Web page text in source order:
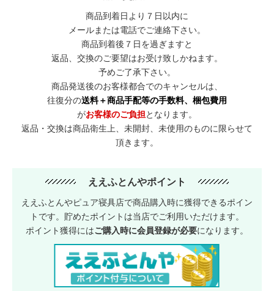
商品到着日より７日以内に
メールまたは電話でご連絡下さい。
商品到着後７日を過ぎますと
返品、交換のご要望はお受け致しかねます。
予めご了承下さい。
商品発送後のお客様都合でのキャンセルは、
往復分の送料＋商品手配等の手数料、梱包費用
がお客様のご負担となります。
返品・交換は商品衛生上、未開封、未使用のものに限らせて
頂きます。
ええふとんやポイント
ええふとんやピュア寝具店で商品購入時に獲得できるポイン
トです。貯めたポイントは当店でご利用いただけます。
ポイント獲得にはご購入時に会員登録が必要になります。